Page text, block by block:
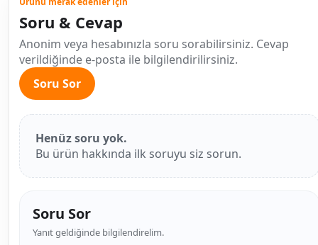
Soru & Cevap
Anonim veya hesabınızla soru sorabilirsiniz. Cevap
verildiğinde e-posta ile bilgilendirilirsiniz.
Soru Sor
Henüz soru yok.
Bu ürün hakkında ilk soruyu siz sorun.
Soru Sor
Yanıt geldiğinde bilgilendirelim.